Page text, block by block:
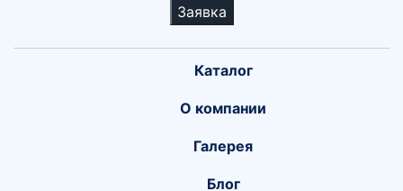
Заявка
Каталог
О компании
Галерея
Блог